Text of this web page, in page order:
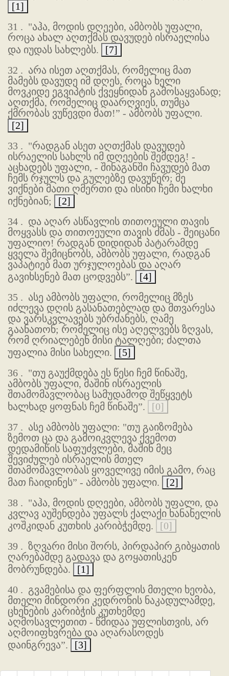
[1]
31 . "აჰა, მოდის დღეები, ამბობს უფალი,
როცა ახალ აღთქმას დავუდებ ისრაელისა
და იუდას სახლებს.
[7]
32 . არა ისეთ აღთქმას, რომელიც მათ
მამებს დავუდე იმ დღეს, როცა ხელი
მოვკიდე ეგვიპტის ქვეყნიდან გამოსაყვანად;
აღთქმა, რომელიც დაარღვიეს, თუმცა
ქმრობას ვუწევდი მათ!” - ამბობს უფალი.
[2]
33 . "რადგან ასეთ აღთქმას დავუდებ
ისრაელის სახლს იმ დღეების შემდეგ! -
აცხადებს უფალი, - შინაგანში ჩავუდებ მათ
ჩემს რჯულს და გულებზე დავუწერ; მე
ვიქნები მათი ღმერთი და ისინი ჩემი ხალხი
იქნებიან;
[2]
34 . და აღარ ასწავლის თითოეული თავის
მოყვასს და თითოეული თავის ძმას - შეიცანი
უფალიო! რადგან დიდიდან პატარამდე
ყველა შემიცნობს, ამბობს უფალი, რადგან
ვაპატიებ მათ ურჯულოებას და აღარ
გავიხსენებ მათ ცოდვებს”.
[4]
35 . ასე ამბობს უფალი, რომელიც მზეს
იძლევა დღის გასანათებლად და მთვარესა
და ვარსკვლავებს უბრძანებს, ღამე
გაანათონ; რომელიც ისე აღელვებს ზღვას,
რომ ღრიალებენ მისი ტალღები; ძალთა
უფალია მისი სახელი.
[5]
36 . "თუ გაუქმდება ეს წესი ჩემ წინაშე,
ამბობს უფალი, მაშინ ისრაელის
შთამომავლობაც სამუდამოდ შეწყვეტს
ხალხად ყოფნას ჩემ წინაშე”.
[0]
37 . ასე ამბობს უფალი: "თუ გაიზომება
ზემოთ ცა და გამოიკვლევა ქვემოთ
დედამიწის საფუძვლები, მაშინ მეც
შევიძულებ ისრაელის მთელ
შთამომავლობას ყოველივე იმის გამო, რაც
მათ ჩაიდინეს” - ამბობს უფალი.
[2]
38 . "აჰა, მოდის დღეები, ამბობს უფალი, და
კვლავ აუშენდება უფალს ქალაქი ხანანელის
კოშკიდან კუთხის კარიბჭემდე.
[0]
39 . ზღვარი მისი შორს, პირდაპირ გიბყათის
ღარებამდე გადავა და გოყათისკენ
მობრუნდება.
[1]
40 . გვამებისა და ფერფლის მთელი ხეობა,
მთელი მინდორი კედრონის ნაკადულამდე,
ცხენების კარიბჭის კუთხემდე
აღმოსავლეთით - წმიდაა უფლისთვის, არ
აღმოიფხვრება და აღარასოდეს
დაინგრევა”.
[3]